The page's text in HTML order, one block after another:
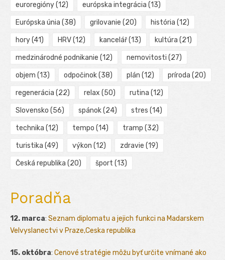
euroregióny(12) európska integrácia (13)
Európska únia (38) grilovanie (20) história (12)
hory(41) HRV(12) kancelář(13) kultúra (21)
medzinárodné podnikanie (12) nemovitosti (27)
objem (13) odpočinok(38) plán (12) príroda (20)
regenerácia (22) relax (50) rutina (12)
Slovensko (56) spánok(24) stres (14)
technika (12) tempo (14) tramp (32)
turistika (49) výkon (12) zdravie (19)
Česká republika (20) šport (13)
Poradňa
12. marca: Seznam diplomatu a jejich funkci na Madarskem
Velvyslanectvi v Praze,Ceska republika
15. októbra: Cenové stratégie môžu byť určite vnímané ako